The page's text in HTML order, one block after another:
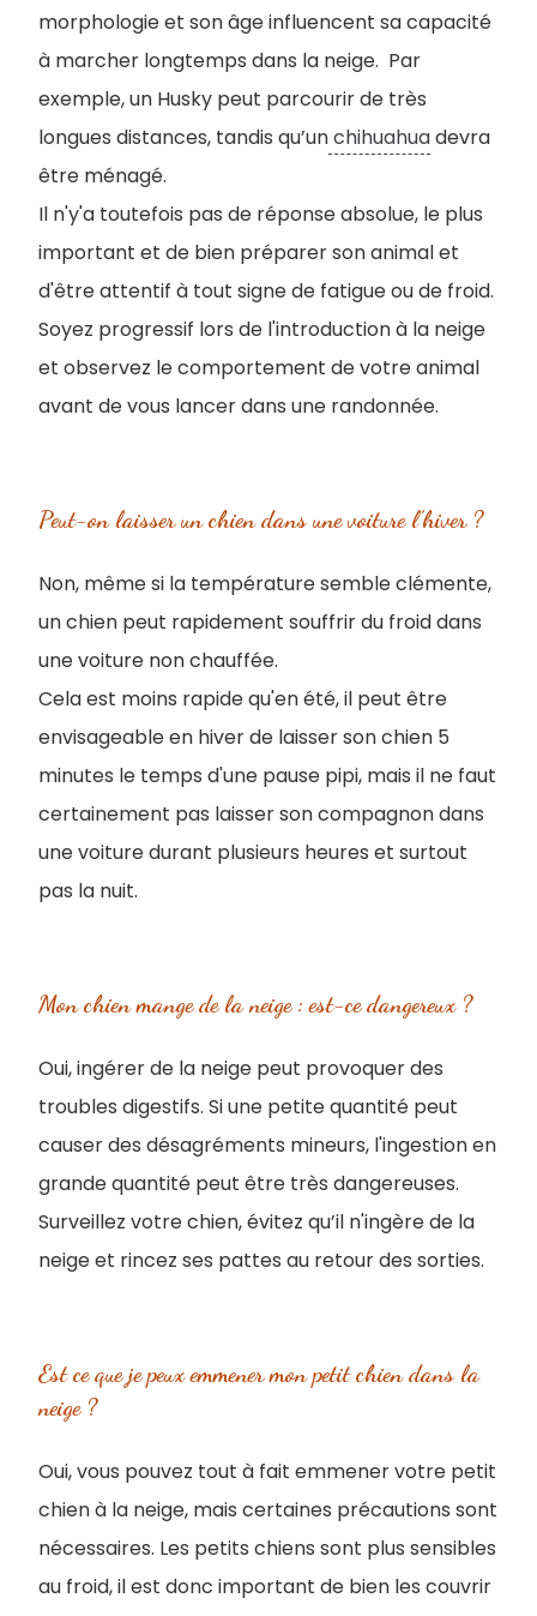
morphologie et son âge influencent sa capacité
à marcher longtemps dans la neige. Par
exemple, un Husky peut parcourir de très
longues distances, tandis qu’unchihuahuadevra
être ménagé.
Il n'y'a toutefois pas de réponse absolue, le plus
important et de bien préparer son animal et
d'être attentif à tout signe de fatigue ou de froid.
Soyez progressif lors de l'introduction à la neige
et observez le comportement de votre animal
avant de vous lancer dans une randonnée.
Peut-on laisser un chien dans une voiture l’hiver ?
Non, même si la température semble clémente,
un chien peut rapidement souffrir du froid dans
une voiture non chauffée.
Cela est moins rapide qu'en été, il peut être
envisageable en hiver de laisser son chien 5
minutes le temps d'une pause pipi, mais il ne faut
certainement pas laisser son compagnon dans
une voiture durant plusieurs heures et surtout
pas la nuit.
Mon chien mange de la neige : est-ce dangereux ?
Oui, ingérer de la neige peut provoquer des
troubles digestifs. Si une petite quantité peut
causer des désagréments mineurs, l'ingestion en
grande quantité peut être très dangereuses.
Surveillez votre chien, évitez qu’il n'ingère de la
neige et rincez ses pattes au retour des sorties.
Est ce que je peux emmener mon petit chien dans la
neige ?
Oui, vous pouvez tout à fait emmener votre petit
chien à la neige, mais certaines précautions sont
nécessaires. Les petits chiens sont plus sensibles
au froid, il est donc important de bien les couvrir